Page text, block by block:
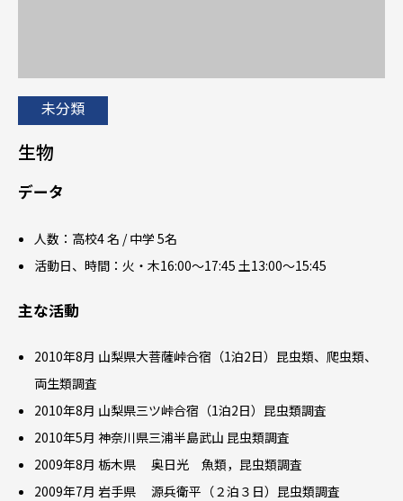
未分類
生物
データ
人数：高校4 名 / 中学 5名
活動日、時間：火・木16:00～17:45 土13:00～15:45
主な活動
2010年8月 山梨県大菩薩峠合宿（1泊2日）昆虫類、爬虫類、
両生類調査
2010年8月 山梨県三ツ峠合宿（1泊2日）昆虫類調査
2010年5月 神奈川県三浦半島武山 昆虫類調査
2009年8月 栃木県 奥日光 魚類，昆虫類調査
2009年7月 岩手県 源兵衛平（２泊３日）昆虫類調査